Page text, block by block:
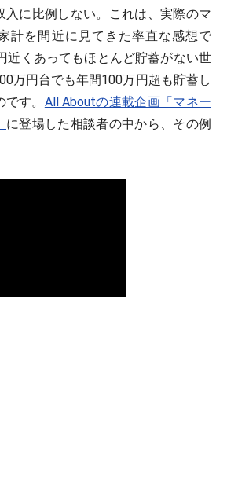
入に比例しない。これは、実際のマ
計を間近に見てきた率直な感想で
近くあってもほとんど貯蓄がない世
万円台でも年間100万円超も貯蓄し
す。 All Aboutの連載企画「マネー
に登場した相談者の中から、その例